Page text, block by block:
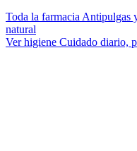
Toda la farmacia Antipulgas
natural
Ver higiene Cuidado diario,